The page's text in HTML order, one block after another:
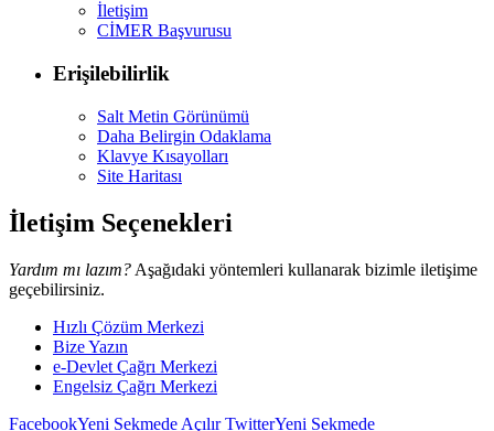
İletişim
CİMER Başvurusu
Erişilebilirlik
Salt Metin Görünümü
Daha Belirgin Odaklama
Klavye Kısayolları
Site Haritası
İletişim Seçenekleri
Yardım mı lazım? Aşağıdaki yöntemleri kullanarak bizimle iletişime
geçebilirsiniz.
Hızlı Çözüm Merkezi
Bize Yazın
e-Devlet Çağrı Merkezi
Engelsiz Çağrı Merkezi
FacebookYeni Sekmede AçılırTwitterYeni Sekmede